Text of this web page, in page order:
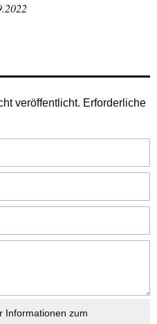
veröffentlicht. Erforderliche
Informationen zum